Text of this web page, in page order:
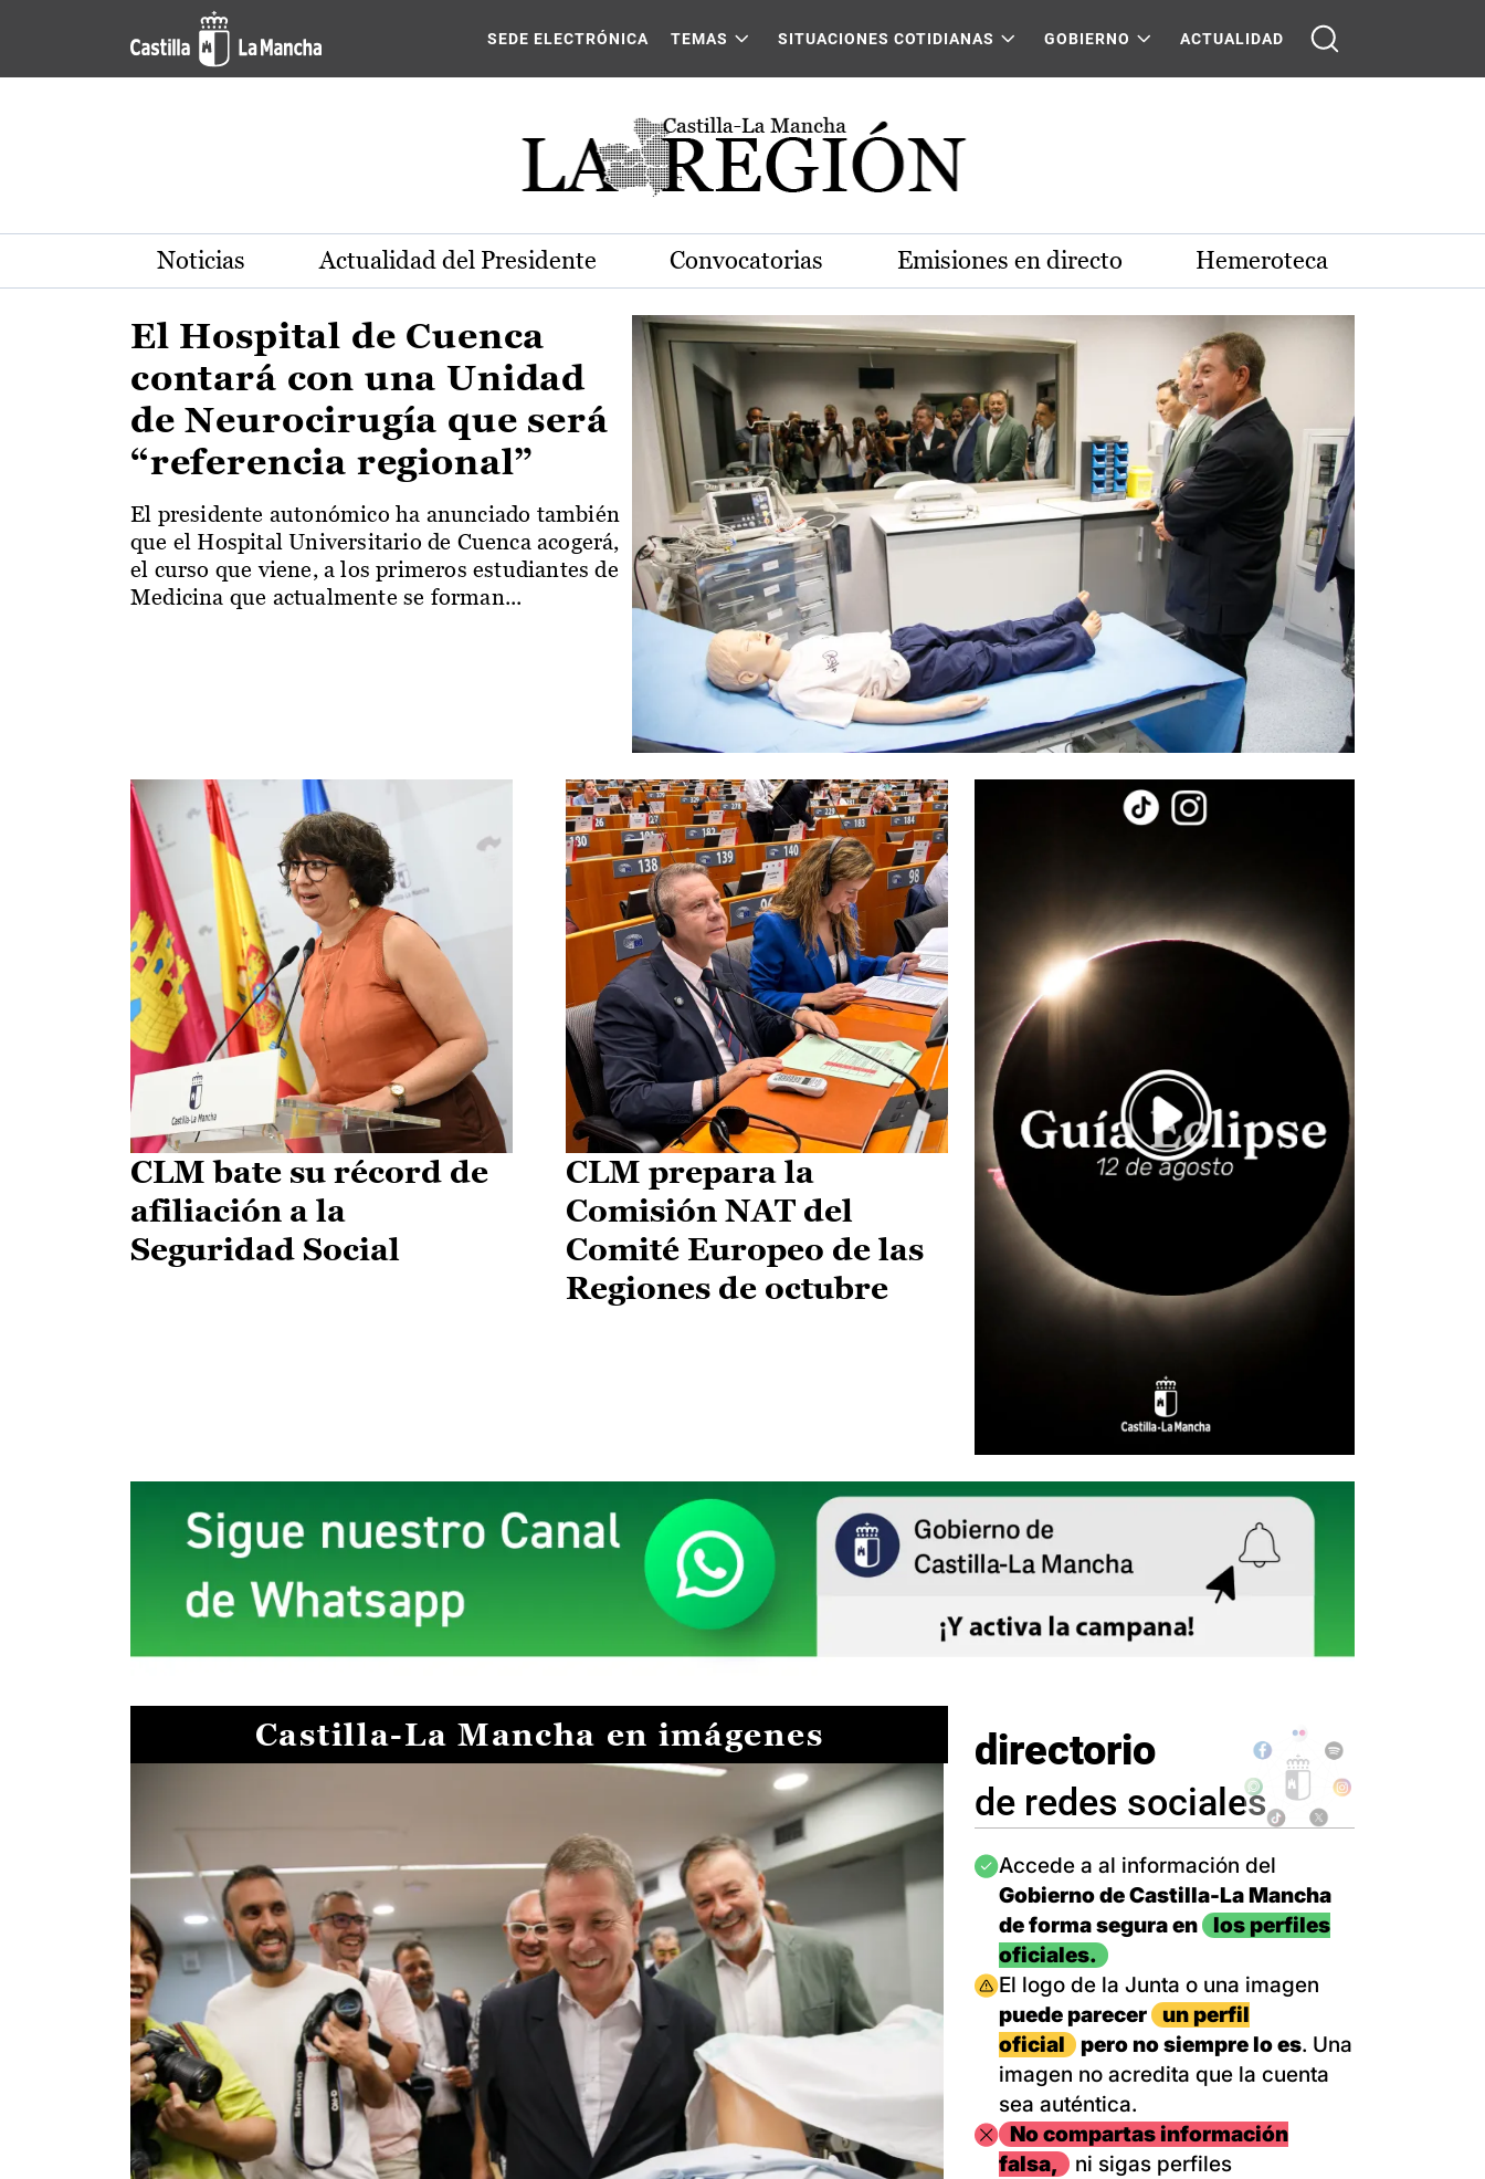
Pasar al contenido principal
Actualidad de la región de Castilla-La Mancha
SEDE ELECTRÓNICA TEMAS SITUACIONES COTIDIANAS GOBIERNO ACTUALIDAD
Noticias Actualidad del Presidente Convocatorias Emisiones en directo Hemeroteca
El Hospital de Cuenca
contará con una Unidad
de Neurocirugía que será
“referencia regional”
El presidente autonómico ha anunciado también
que el Hospital Universitario de Cuenca acogerá,
el curso que viene, a los primeros estudiantes de
Medicina que actualmente se forman...
CLM bate su récord de
afiliación a la
Seguridad Social
CLM prepara la
Comisión NAT del
Comité Europeo de las
Regiones de octubre
Castilla-La Mancha en imágenes directorio
de redes sociales
Imagen
Accede a al información del
Gobierno de Castilla-La Mancha
de forma segura en
los perfiles
oficiales.
Imagen
El logo de la Junta o una imagen
puede parecer
un perfil
oficial
pero no siempre lo es. Una
imagen no acredita que la cuenta
sea auténtica.
ImagenNo compartas información
falsa,
ni sigas perfiles